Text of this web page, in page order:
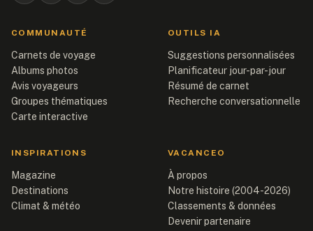
COMMUNAUTÉ
Carnets de voyage
Albums photos
Avis voyageurs
Groupes thématiques
Carte interactive
OUTILS IA
Suggestions personnalisées
Planificateur jour-par-jour
Résumé de carnet
Recherche conversationnelle
INSPIRATIONS
Magazine
Destinations
Climat & météo
VACANCEO
À propos
Notre histoire (2004-2026)
Classements & données
Devenir partenaire